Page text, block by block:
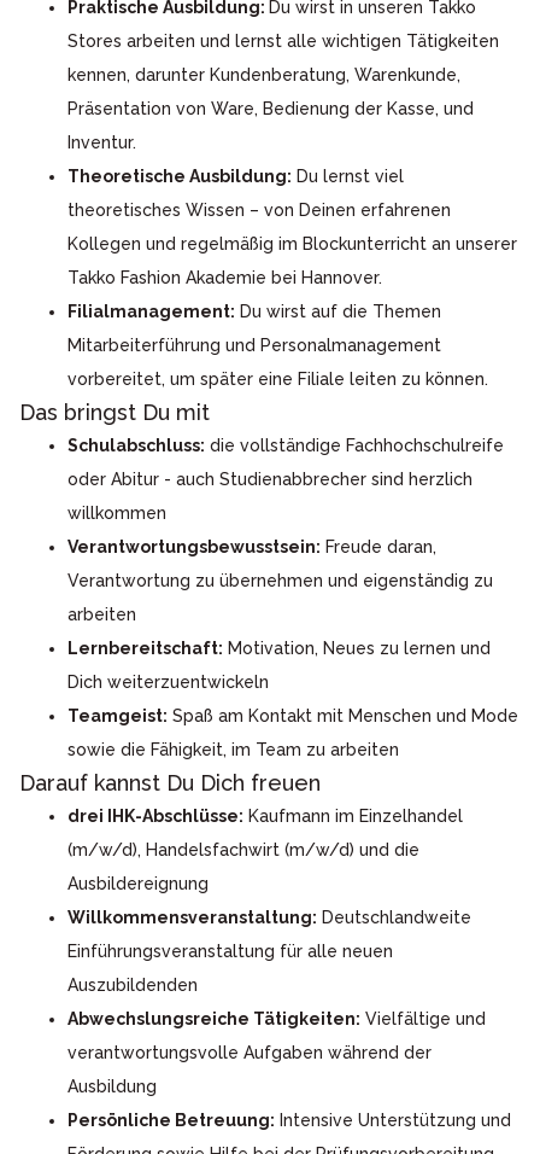
Praktische Ausbildung: Du wirst in unseren Takko
Stores arbeiten und lernst alle wichtigen Tätigkeiten
kennen, darunter Kundenberatung, Warenkunde,
Präsentation von Ware, Bedienung der Kasse, und
Inventur.
Theoretische Ausbildung: Du lernst viel
theoretisches Wissen – von Deinen erfahrenen
Kollegen und regelmäßig im Blockunterricht an unserer
Takko Fashion Akademie bei Hannover.
Filialmanagement: Du wirst auf die Themen
Mitarbeiterführung und Personalmanagement
vorbereitet, um später eine Filiale leiten zu können.
Das bringst Du mit
Schulabschluss: die vollständige Fachhochschulreife
oder Abitur - auch Studienabbrecher sind herzlich
willkommen
Verantwortungsbewusstsein: Freude daran,
Verantwortung zu übernehmen und eigenständig zu
arbeiten
Lernbereitschaft: Motivation, Neues zu lernen und
Dich weiterzuentwickeln
Teamgeist: Spaß am Kontakt mit Menschen und Mode
sowie die Fähigkeit, im Team zu arbeiten
Darauf kannst Du Dich freuen
drei IHK-Abschlüsse: Kaufmann im Einzelhandel
(m/w/d), Handelsfachwirt (m/w/d) und die
Ausbildereignung
Willkommensveranstaltung: Deutschlandweite
Einführungsveranstaltung für alle neuen
Auszubildenden
Abwechslungsreiche Tätigkeiten: Vielfältige und
verantwortungsvolle Aufgaben während der
Ausbildung
Persönliche Betreuung: Intensive Unterstützung und